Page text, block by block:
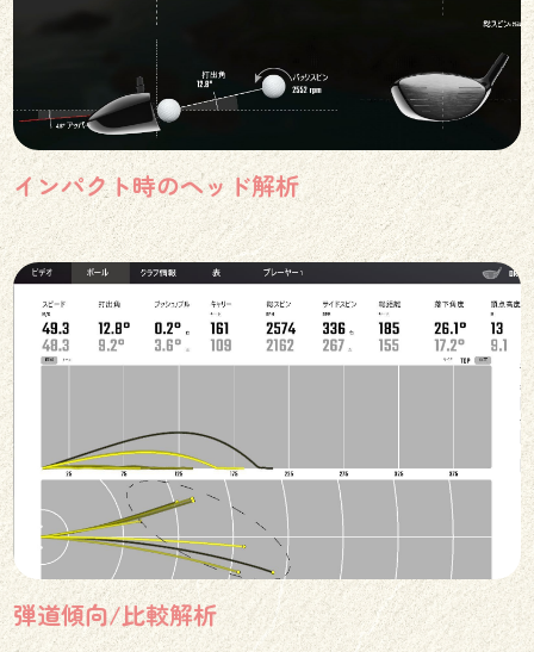
インパクト時のヘッド解析
弾道傾向/比較解析